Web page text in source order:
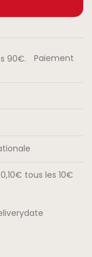
Paiement
tous les 10€